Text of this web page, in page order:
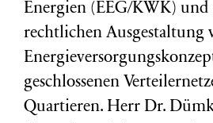
Energien (EEG/KWK) und
rechtlichen Ausgestaltung
geschlossenen
Quartieren. Herr Dr.